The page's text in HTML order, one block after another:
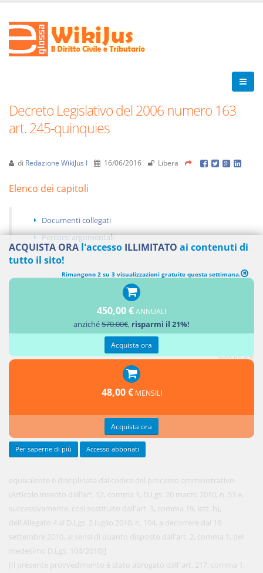
Decreto Legislativo del 2006 numero 163
art. 245-quinquies
di Redazione WikiJus I 16/06/2016 Libera
Elenco dei capitoli
Documenti collegati
Percorsi argomentali
(abrogato) TUTELA IN FORMA SPECIFICA E PER EQUIVALENTE
specifica e
equivalente è disciplinata dal codice del processo amministrativo.
(Articolo inserito dall'art. 12, comma 1, D.Lgs. 20 marzo 2010, n. 53 e,
successivamente, così sostituito dall'art. 3, comma 19, lett. h),
dell'Allegato 4 al D.Lgs. 2 luglio 2010, n. 104, a decorrere dal 16
settembre 2010, ai sensi di quanto disposto dall'art. 2, comma 1, del
medesimo D.Lgs. 104/2010)]
(Il presente provvedimento è stato abrogato dall’ art. 217, comma 1,
ACQUISTA ORA l'accesso ILLIMITATO ai contenuti di
tutto il sito!
Rimangono 2 su 3 visualizzazioni gratuite questa settimana.
450,00 €ANNUALI
anziché570.00€, risparmi il 21%!
Acquista ora
48,00 € MENSILI
Acquista ora
Per saperne di più Accesso abbonati